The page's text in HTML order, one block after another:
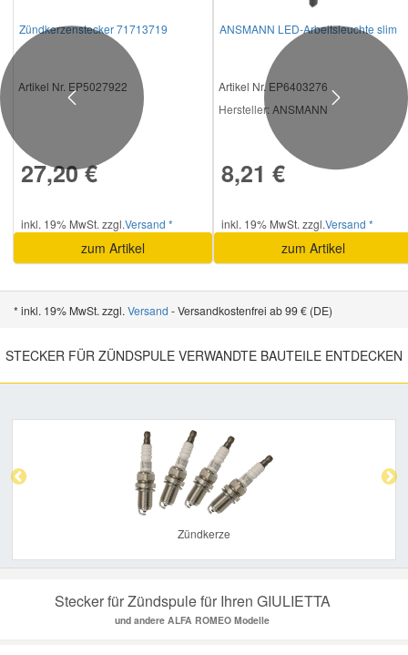
Zündkerzenstecker 71713719
Artikel Nr. EP5027922
27,20 €
inkl. 19% MwSt. zzgl.Versand *
zum Artikel
ANSMANN LED-Arbeitsleuchte slim
Artikel Nr. EP6403276
Hersteller: ANSMANN
8,21 €
inkl. 19% MwSt. zzgl.Versand *
zum Artikel
Previous Next
* inkl. 19% MwSt. zzgl. Versand - Versandkostenfrei ab 99 € (DE)
STECKER FÜR ZÜNDSPULE VERWANDTE BAUTEILE ENTDECKEN
Zündkerze
Stecker für Zündspule für Ihren GIULIETTA
und andere ALFA ROMEO Modelle